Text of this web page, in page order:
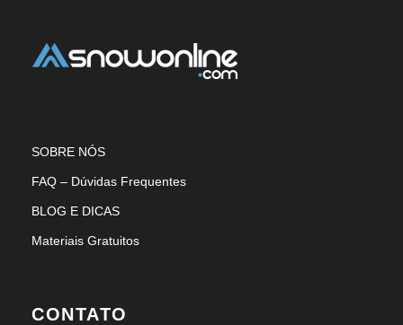
SOBRE NÓS
FAQ – Dúvidas Frequentes
BLOG E DICAS
Materiais Gratuitos
CONTATO